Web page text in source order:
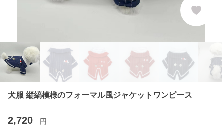
犬服 縦縞模様のフォーマル風ジャケットワンピース
2,720 円